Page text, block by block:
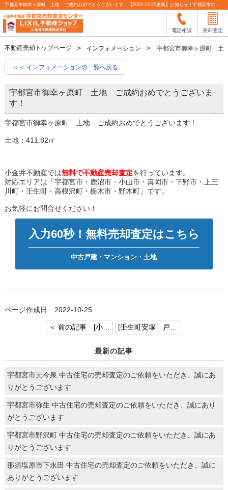
宇都宮市御幸ヶ原町 土地 ご成約おめでとうございます！【2022-10-25更新】お知らせ | 宇都宮市の不動産売却査定なら小金井不動産
電話相談 売却査定
不動産売却トップページ インフォメーション 宇都宮市御幸ヶ原町 土
＜＜ インフォメーションの一覧へ戻る
宇都宮市御幸ヶ原町 土地 ご成約おめでとうございま
す！
宇都宮市御幸ヶ原町 土地 ご成約おめでとうございます！
土地：411.82㎡
小金井不動産では無料で不動産売却査定を行っています。
対応エリアは「宇都宮市・鹿沼市・小山市・真岡市・下野市・上三
川町・壬生町・高根沢町・栃木市・野木町」です。
お気軽にお問合せください！
入力60秒！無料売却査定はこちら
中古戸建・マンション・土地
ページ作成日 2022-10-25
＜ 前の記事 [小山市城北4丁目 戸建 お預かりいたしました！]
最新の記事
宇都宮市元今泉 中古住宅の売却査定のご依頼をいただき、誠にあ
りがとうございます
宇都宮市弥生 中古住宅の売却査定のご依頼をいただき、誠にあり
がとうございます
宇都宮市野沢町 中古住宅の売却査定のご依頼をいただき、誠にあ
りがとうございます
那須塩原市下永田 中古住宅の売却査定のご依頼をいただき、誠に
ありがとうございます